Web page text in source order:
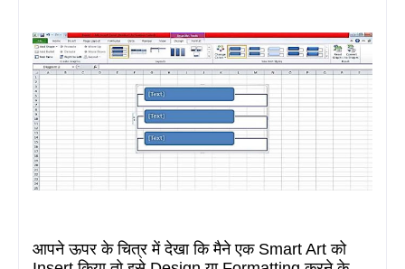
आपने ऊपर के चित्र में देखा कि मैने एक Smart Artको